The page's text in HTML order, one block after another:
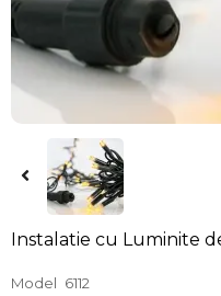
Instalatie cu Luminite
Model 6112